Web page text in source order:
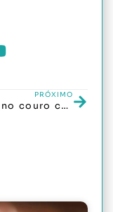
PRÓXIMO
Coceira no couro cabeludo pode indicar alopecia? Entenda os sinais de alerta